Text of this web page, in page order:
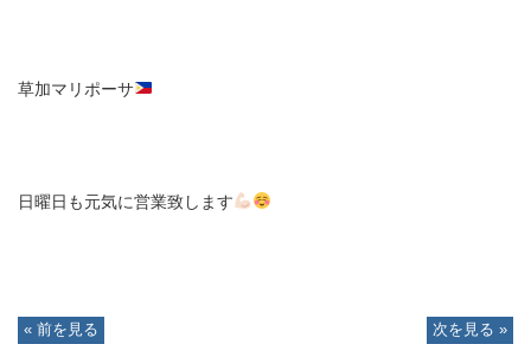
草加マリポーサ
日曜日も元気に営業致します
« 前を見る 次を見る »